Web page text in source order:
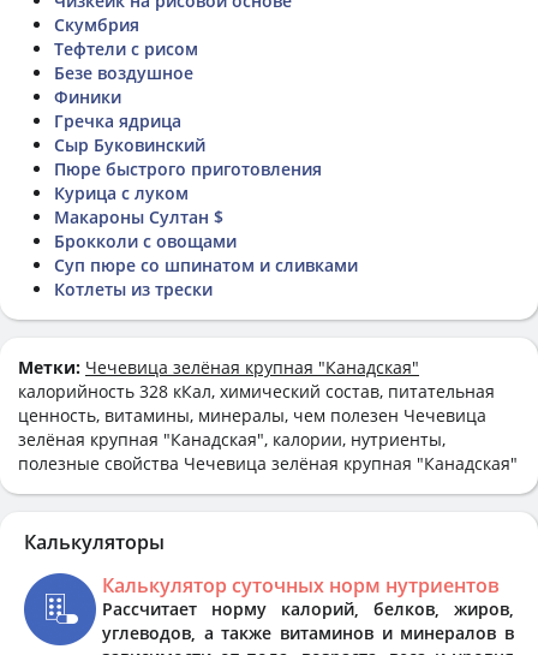
Скумбрия
Тефтели с рисом
Безе воздушное
Финики
Гречка ядрица
Сыр Буковинский
Пюре быстрого приготовления
Курица с луком
Макароны Султан $
Брокколи с овощами
Суп пюре со шпинатом и сливками
Котлеты из трески
Метки: Чечевица зелёная крупная "Канадская"
калорийность 328 кКал, химический состав, питательная
ценность, витамины, минералы, чем полезен Чечевица
зелёная крупная "Канадская", калории, нутриенты,
полезные свойства Чечевица зелёная крупная "Канадская"
Калькуляторы
Калькулятор суточных норм нутриентов
Рассчитает норму калорий, белков, жиров,
углеводов, а также витаминов и минералов в